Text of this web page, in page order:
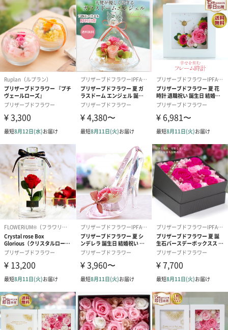
しさを表現できるよう カスタマイズメニュー、セルフキット等お
客様にあわせて提供致します。
大切なあの人に、オリジナリティあふれるギフトを
本物の花びらにメッセージをプリントできる「Dante」のPENTキ
ューブは、大切な記念日やお祝いのギフトにおすすめ。大切なあ
の人に、心のこもった贈り物をしてみませんか？
商品詳細情報
サイズ
幅130×奥行130×高さ90mm
重量
製造国
日本
パッケージに
ついて
外装：箱に入れて包装紙で包み、リボンを付けます
同梱物：ショップカード
サイズ：幅140×奥行140×高さ100mm
対応可能オプ
ション
①メッセージカード（無料）
・いつもありがとう
・Thank you
・おめでとう
・For you